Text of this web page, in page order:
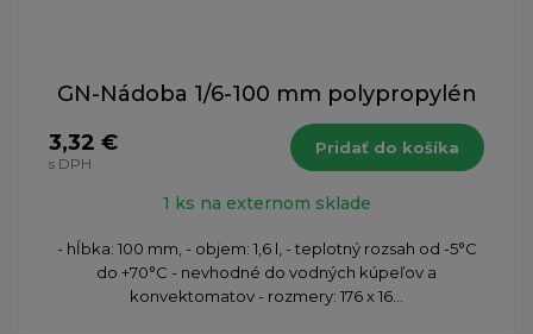
GN-Nádoba 1/6-100 mm polypropylén
3,32 €
s DPH
Pridať do košíka
1 ks na externom sklade
- hĺbka: 100 mm, - objem: 1,6 l, - teplotný rozsah od -5°C
do +70°C - nevhodné do vodných kúpeľov a
konvektomatov - rozmery: 176 x 16...